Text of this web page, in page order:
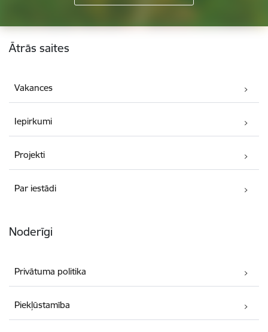
Kājene
Ātrās saites
Vakances
Iepirkumi
Projekti
Par iestādi
Noderīgi
Privātuma politika
Piekļūstamība